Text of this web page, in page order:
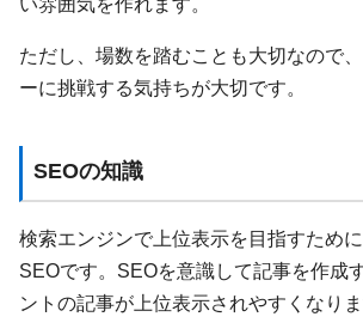
ただし、場数を踏むことも大切なので
ーに挑戦する気持ちが大切です。
SEOの知識
検索エンジンで上位表示を目指すため
SEOです。SEOを意識して記事を作成
ントの記事が上位表示されやすくなりま